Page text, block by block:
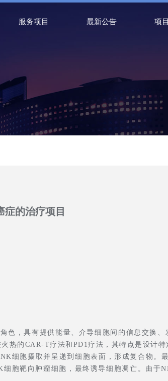
服务项目 最新公告 项
症的治疗项目
，具有提供能量、介导细胞间的信息交换、
热的CAR-T疗法和PD1疗法，其特点是设计
细胞摄取并呈递到细胞表面，形成复合物。
胞靶向肿瘤细胞，最终诱导细胞凋亡。由于